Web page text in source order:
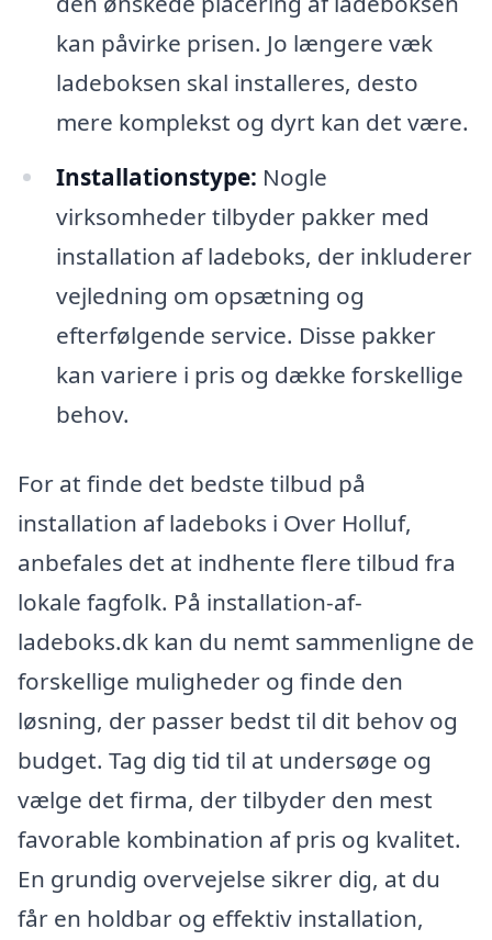
kan påvirke prisen. Jo længere væk
ladeboksen skal installeres, desto
mere komplekst og dyrt kan det være.
Installationstype: Nogle
virksomheder tilbyder pakker med
installation af ladeboks, der inkluderer
vejledning om opsætning og
efterfølgende service. Disse pakker
kan variere i pris og dække forskellige
behov.
For at finde det bedste tilbud på
installation af ladeboks i Over Holluf,
anbefales det at indhente flere tilbud fra
lokale fagfolk. På installation-af-
ladeboks.dk kan du nemt sammenligne de
forskellige muligheder og finde den
løsning, der passer bedst til dit behov og
budget. Tag dig tid til at undersøge og
vælge det firma, der tilbyder den mest
favorable kombination af pris og kvalitet.
En grundig overvejelse sikrer dig, at du
får en holdbar og effektiv installation,